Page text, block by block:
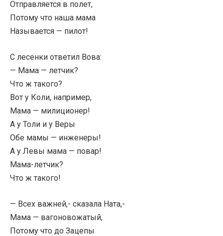
Отправляется в полет,
Потому что наша мама
Называется — пилот!
С лесенки ответил Вова:
— Мама — летчик?
Что ж такого?
Вот у Коли, например,
Мама — милиционер!
А у Толи и у Веры
Обе мамы — инженеры!
А у Левы мама — повар!
Мама-летчик?
Что ж такого!
— Всех важней,- сказала Ната,-
Мама — вагоновожатый,
Потому что до Зацепы